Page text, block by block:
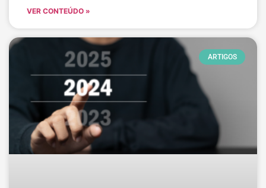
VER CONTEÚDO »
ARTIGOS